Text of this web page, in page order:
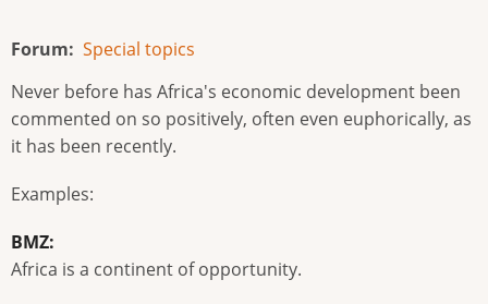
Forum
Special topics
Never before has Africa's economic development been
commented on so positively, often even euphorically, as
it has been recently.
Examples:
BMZ:
Africa is a continent of opportunity.